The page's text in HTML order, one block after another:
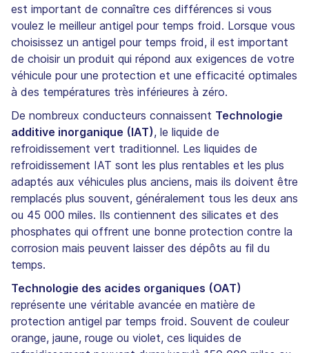
est important de connaître ces différences si vous
voulez le meilleur antigel pour temps froid. Lorsque vous
choisissez un antigel pour temps froid, il est important
de choisir un produit qui répond aux exigences de votre
véhicule pour une protection et une efficacité optimales
à des températures très inférieures à zéro.
De nombreux conducteurs connaissent Technologie
additive inorganique (IAT), le liquide de
refroidissement vert traditionnel. Les liquides de
refroidissement IAT sont les plus rentables et les plus
adaptés aux véhicules plus anciens, mais ils doivent être
remplacés plus souvent, généralement tous les deux ans
ou 45 000 miles. Ils contiennent des silicates et des
phosphates qui offrent une bonne protection contre la
corrosion mais peuvent laisser des dépôts au fil du
temps.
Technologie des acides organiques (OAT)
représente une véritable avancée en matière de
protection antigel par temps froid. Souvent de couleur
orange, jaune, rouge ou violet, ces liquides de